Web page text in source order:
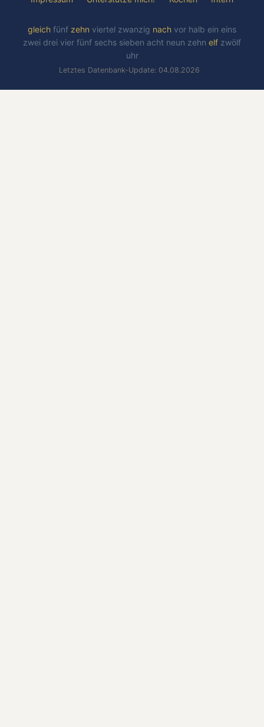
gleich fünf zehn viertel zwanzig nach vor halb ein eins
zwei drei vier fünf sechs sieben acht neun zehn elf zwölf
uhr
Letztes Datenbank-Update: 04.08.2026